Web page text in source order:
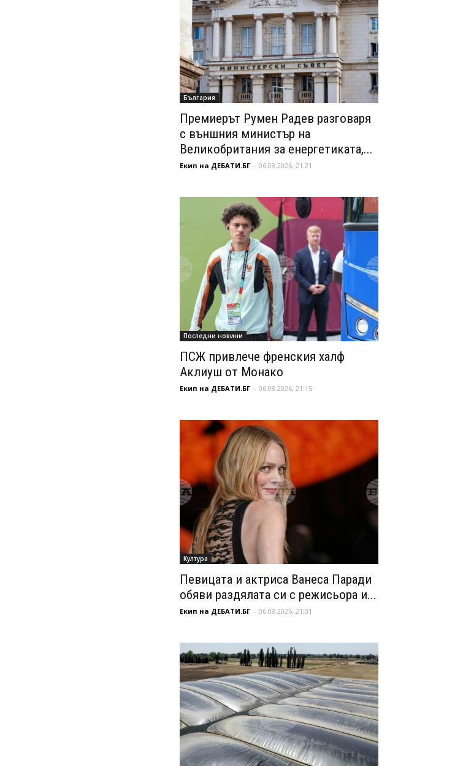
България
Премиерът Румен Радев разговаря
с външния министър на
Великобритания за енергетиката,...
Екип на ДЕБАТИ.БГ - 06.08.2026, 21:21
Последни новини
ПСЖ привлече френския халф
Аклиуш от Монако
Екип на ДЕБАТИ.БГ - 06.08.2026, 21:15
Култура
Певицата и актриса Ванеса Паради
обяви раздялата си с режисьора и...
Екип на ДЕБАТИ.БГ - 06.08.2026, 21:01